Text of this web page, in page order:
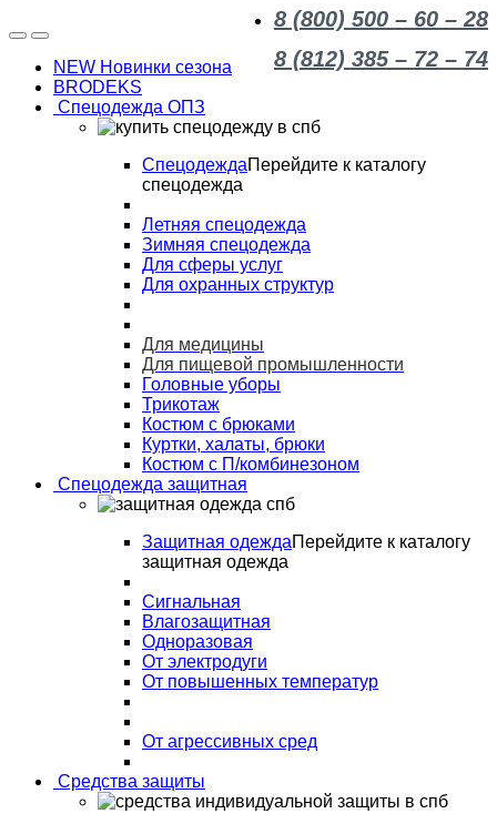
8 (800) 500 – 60 – 28
8 (812) 385 – 72 – 74
NEW Новинки сезона
BRODEKS
Спецодежда ОПЗ
СпецодеждаПерейдите к каталогу
спецодежда
Летняя спецодежда
Зимняя спецодежда
Для сферы услуг
Для охранных структур
Для медицины
Для пищевой промышленности
Головные уборы
Трикотаж
Костюм с брюками
Куртки, халаты, брюки
Костюм с П/комбинезоном
Спецодежда защитная
Защитная одеждаПерейдите к каталогу
защитная одежда
Сигнальная
Влагозащитная
Одноразовая
От электродуги
От повышенных температур
От агрессивных сред
Средства защиты